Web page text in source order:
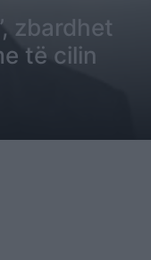
zbardhet
të cilin